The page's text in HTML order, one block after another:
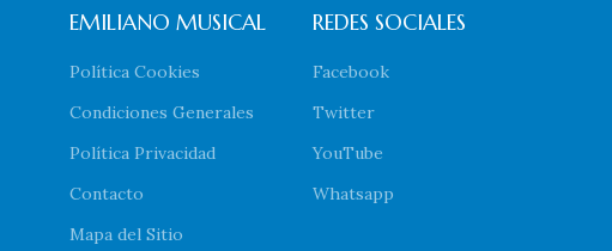
EMILIANO MUSICAL
Política Cookies
Condiciones Generales
Política Privacidad
Contacto
Mapa del Sitio
REDES SOCIALES
Facebook
Twitter
YouTube
Whatsapp